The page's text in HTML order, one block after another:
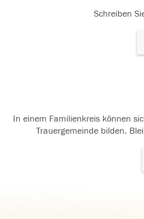
Schreiben
In einem Familienkreis können
Trauergemeinde bilden.